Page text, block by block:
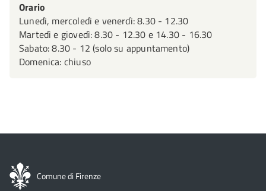
Orario
Lunedì, mercoledì e venerdì: 8.30 - 12.30
Martedì e giovedì: 8.30 - 12.30 e 14.30 - 16.30
Sabato: 8.30 - 12 (solo su appuntamento)
Domenica: chiuso
Comune di Firenze